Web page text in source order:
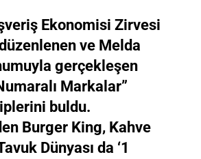
Ekonomisi Zirvesi
ve Melda
gerçekleşen
Markalar”
buldu.
Burger King, Kahve
Dünyası da ‘1